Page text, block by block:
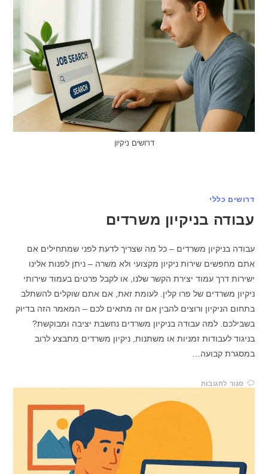
דרושים ניקיון
דרושים כללי
עבודה בניקיון משרדים
עבודה בניקיון משרדים – כל מה שצריך לדעת לפני שמתחילים אם
אתם מחפשים שירות ניקיון מקצועי ולא משרה – ניתן לפנות אלינו
ישירות דרך עמוד יצירת הקשר שלנו, או לקבל פרטים בעמוד שירותי
ניקיון משרדים של פרו קלין. לעומת זאת, אם אתם שוקלים להשתלב
בתחום הניקיון ורוצים להבין אם זה מתאים לכם – המאמר הזה בדיוק
בשבילכם. למה עבודה בניקיון משרדים נחשבת יציבה ומבוקשת?
בניגוד לעבודות זמניות או משתנות, ניקיון משרדים מתבצע לרוב
במסגרת קבועה…
סגור לתגובות